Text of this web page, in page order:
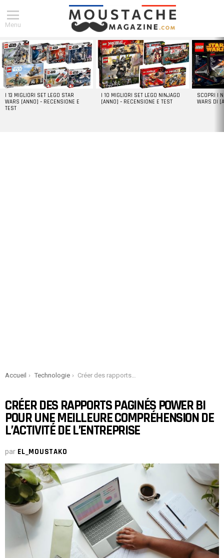
Menu
DERNIERS
ARTICLES
I 13 MIGLIORI SET LEGO STAR
WARS [ANNO] – RECENSIONE E
TEST
I 10 MIGLIORI SET LEGO NINJAGO
[ANNO] – RECENSIONE E TEST
SCOPRI I
WARS DI
You are here:
Accueil Technologie Créer des rapports paginés Power BI pour une meilleure compréhension de l’activité de l’entreprise
CRÉER DES RAPPORTS PAGINÉS POWER BI
POUR UNE MEILLEURE COMPRÉHENSION DE
L’ACTIVITÉ DE L’ENTREPRISE
par EL_MOUSTAKO